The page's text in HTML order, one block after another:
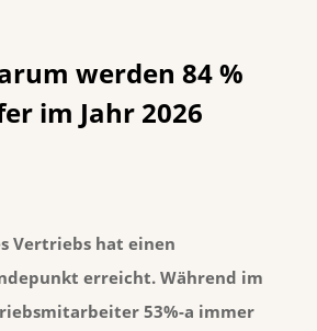
werden 84 %
im Jahr 2026
Vertriebs hat einen
erreicht. Während im
53%-a immer